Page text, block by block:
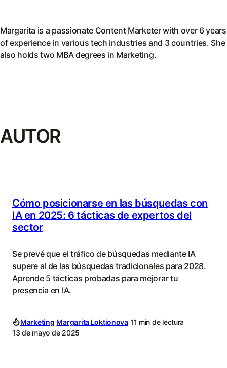
Margarita is a passionate Content Marketer with over 6 years
of experience in various tech industries and 3 countries. She
also holds two MBA degrees in Marketing.
AUTOR
Cómo posicionarse en las búsquedas con
IA en 2025: 6 tácticas de expertos del
sector
Se prevé que el tráfico de búsquedas mediante IA
supere al de las búsquedas tradicionales para 2028.
Aprende 5 tácticas probadas para mejorar tu
presencia en IA.
Marketing Margarita Loktionova 11 min de lectura
13 de mayo de 2025